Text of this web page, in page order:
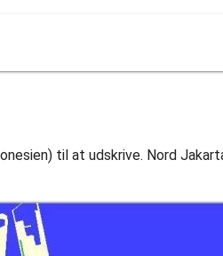
til at udskrive. Nord